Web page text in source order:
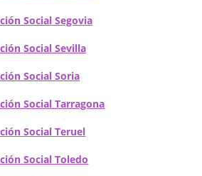
Social Segovia
Social Sevilla
Social Soria
Social Tarragona
Social Teruel
Social Toledo